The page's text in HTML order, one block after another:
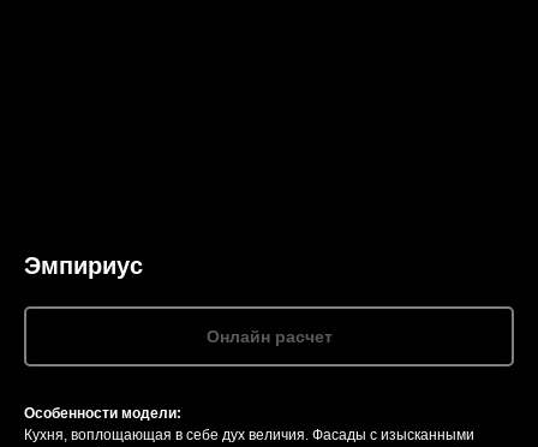
Эмпириус
Онлайн расчет
Особенности модели:
Кухня, воплощающая в себе дух величия. Фасады с изысканными